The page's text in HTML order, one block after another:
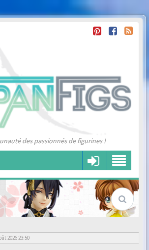
des passionnés de figurines !
2026 23:50